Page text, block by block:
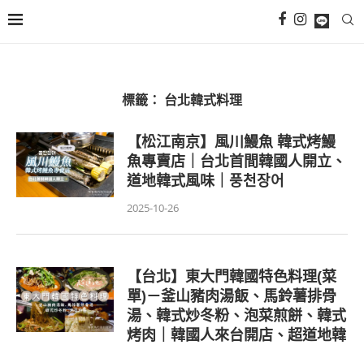
標籤： 台北韓式料理
【松江南京】風川鰻魚 韓式烤鰻
魚專賣店｜台北首間韓國人開立、
道地韓式風味｜풍천장어
2025-10-26
【台北】東大門韓國特色料理(菜
單)－釜山豬肉湯飯、馬鈴薯排骨
湯、韓式炒冬粉、泡菜煎餅、韓式
烤肉｜韓國人來台開店、超道地韓